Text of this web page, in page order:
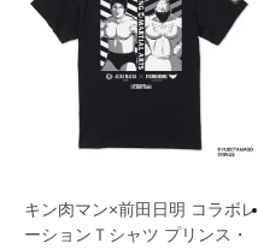
キン肉マン×前田日明 コラボレ
ーションＴシャツ プリンス・